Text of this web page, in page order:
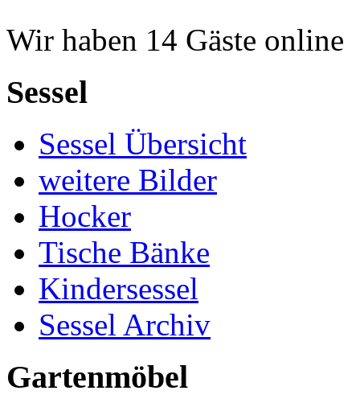
Wir haben 14 Gäste online
Sessel
Sessel Übersicht
weitere Bilder
Hocker
Tische Bänke
Kindersessel
Sessel Archiv
Gartenmöbel